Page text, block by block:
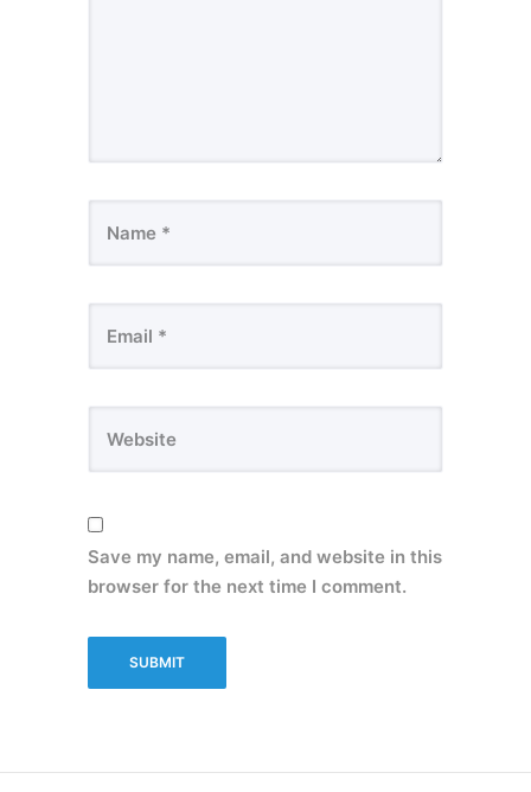
Save my name, email, and website in this
browser for the next time I comment.